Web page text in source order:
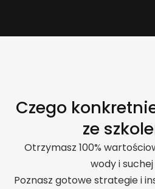
Czego
ze
Otrzymasz 100%
wody i
Poznasz gotowe strategie i